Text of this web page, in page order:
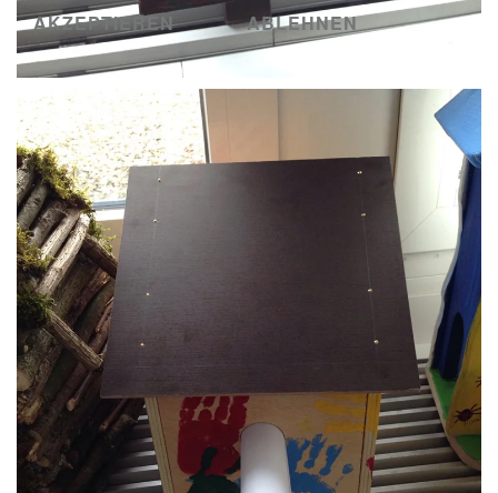
AKZEPTIEREN ABLEHNEN